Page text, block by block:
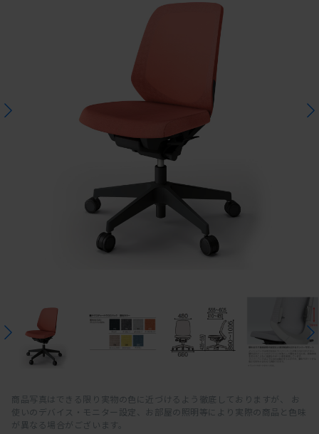
商品写真はできる限り実物の色に近づけるよう徹底しておりますが、 お
使いのデバイス・モニター設定、お部屋の照明等により実際の商品と色味
が異なる場合がございます。